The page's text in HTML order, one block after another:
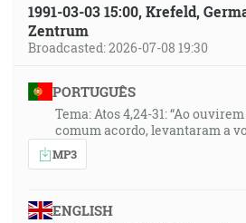
1991-03-03 15:00, Krefeld,
Zentrum
Broadcasted: 2026-07-08 19:30
PORTUGUÊS
Tema: Atos 4,24-31: “Ao
comum acordo, levantaram a
MP3
ENGLISH